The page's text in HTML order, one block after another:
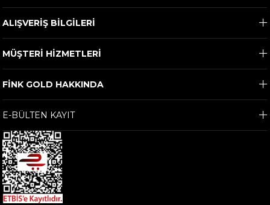
ALIŞVERİŞ BİLGİLERİ
MÜŞTERİ HİZMETLERİ
FİNK GOLD HAKKINDA
E-BÜLTEN KAYIT